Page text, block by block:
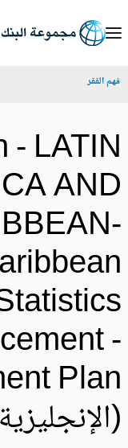
الفقر
-